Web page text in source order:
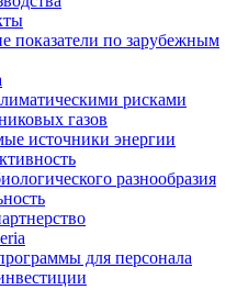
показатели по зарубежным
рисками
газов
источники энергии
разнообразия
для персонала